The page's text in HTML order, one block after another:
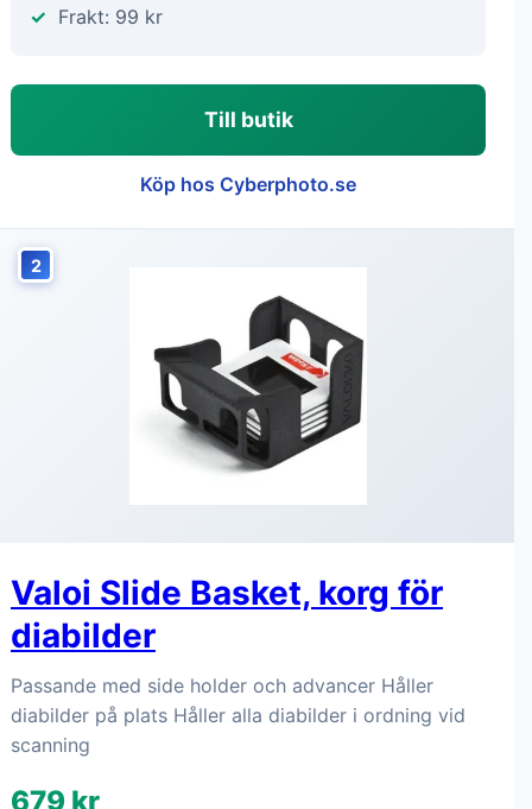
Frakt: 99 kr
Till butik
Köp hos Cyberphoto.se
2
Valoi Slide Basket, korg för
diabilder
Passande med side holder och advancer Håller
diabilder på plats Håller alla diabilder i ordning vid
scanning
679 kr